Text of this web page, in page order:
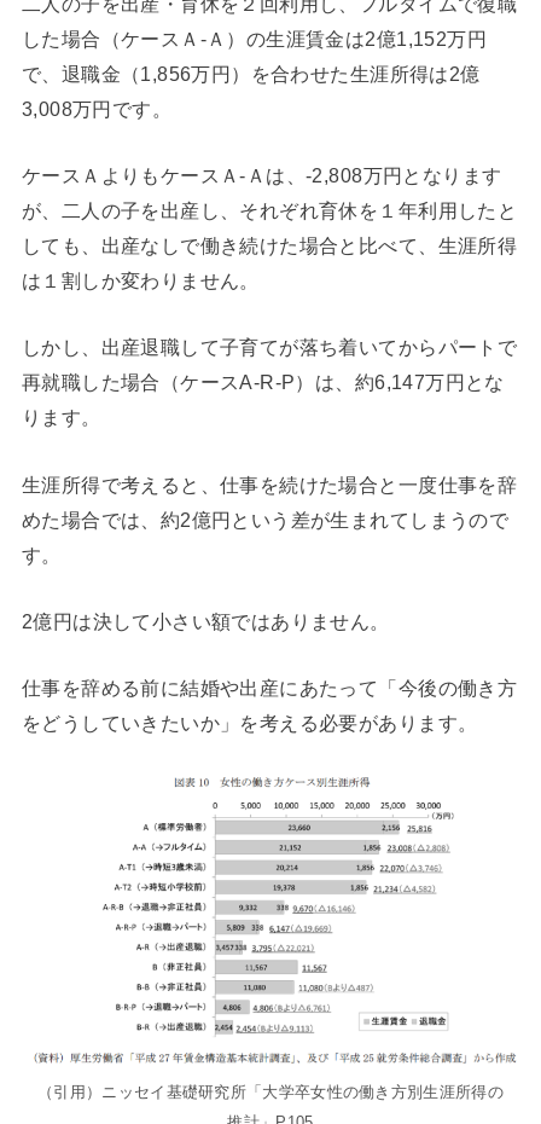
した場合（ケースＡ-Ａ）の生涯賃金は2億1,152万円
で、退職金（1,856万円）を合わせた生涯所得は2億
3,008万円です。
ケースＡよりもケースＡ-Ａは、-2,808万円となります
が、二人の子を出産し、それぞれ育休を１年利用したと
しても、出産なしで働き続けた場合と比べて、生涯所得
は１割しか変わりません。
しかし、出産退職して子育てが落ち着いてからパートで
再就職した場合（ケースA-R-P）は、約6,147万円とな
ります。
生涯所得で考えると、仕事を続けた場合と一度仕事を辞
めた場合では、約2億円という差が生まれてしまうので
す。
2億円は決して小さい額ではありません。
仕事を辞める前に結婚や出産にあたって「今後の働き方
をどうしていきたいか」を考える必要があります。
（引用）ニッセイ基礎研究所「大学卒女性の働き方別生涯所得の